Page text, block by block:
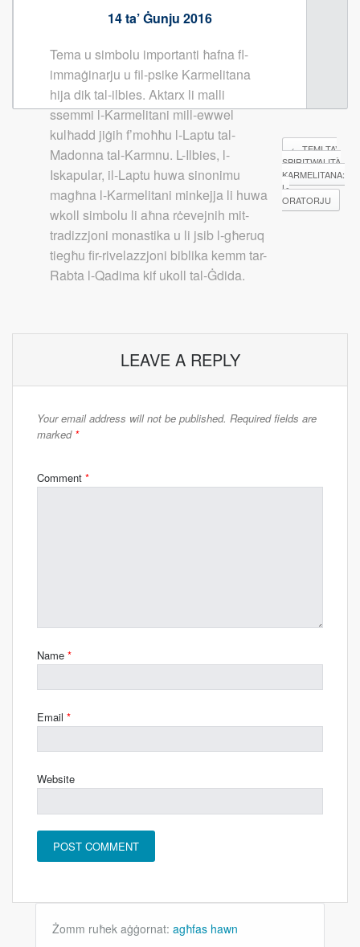
14 ta’ Ġunju 2016
Tema u simbolu importanti ħafna fl-
immaġinarju u fil-psike Karmelitana
hija dik tal-ilbies. Aktarx li malli
ssemmi l-Karmelitani mill-ewwel
kulħadd jiġih f’moħħu l-Laptu tal-
Madonna tal-Karmnu. L-Ilbies, l-
Iskapular, il-Laptu huwa sinonimu
magħna l-Karmelitani minkejja li huwa
wkoll simbolu li aħna rċevejnih mit-
tradizzjoni monastika u li jsib l-għeruq
tiegħu fir-rivelazzjoni biblika kemm tar-
Rabta l-Qadima kif ukoll tal-Ġdida.
←TEMI TA’
SPIRITWALITÀ
KARMELITANA:
L-
ORATORJU
LEAVE A REPLY
Your email address will not be published. Required fields are
marked *
Comment *
Name *
Email *
Website
Żomm ruħek aġġornat: agħfas hawn